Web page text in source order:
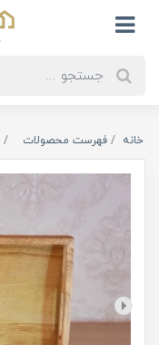
خانه فهرست محصولات